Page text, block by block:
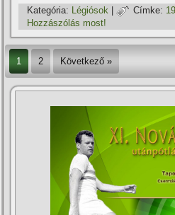
Kategória: Légiósok | Címke:
Hozzászólás most!
1 2 Következő »